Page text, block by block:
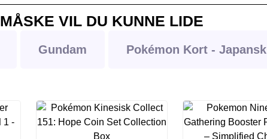
MÅSKE VIL DU KUNNE LIDE
Gundam Pokémon Kort - Japansk